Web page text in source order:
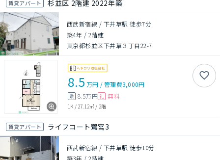
賃貸アパート 杉並区 2階建 2022年築
西武新宿線 / 下井草駅 徒歩7分
築4年 / 2階建
東京都杉並区下井草３丁目22-7
8.5 万円 /管理費3,000円
敷 8.5万円 礼 無料
1K /27.12㎡ / 2階
賃貸アパート ライフコート鷺宮3
西武新宿線 / 下井草駅 徒歩10分
築3年 / 2階建